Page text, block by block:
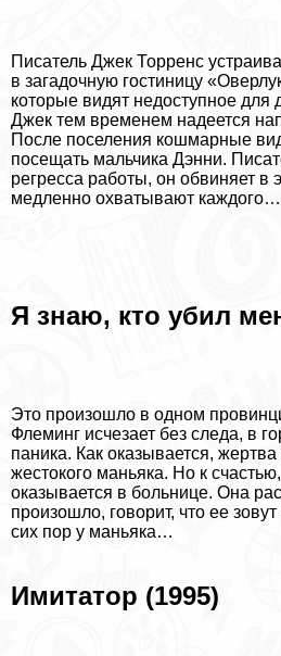
Писатель Джек Торренс
в загадочную гостиницу
которые видят недоступное для
Джек тем временем надеется
После поселения кошмарные
посещать мальчика Дэнни.
регресса работы, он обвиняет
медленно охватывают каждого…
Я знаю, кто убил
Это произошло в одном
Флеминг исчезает без следа, в
паника. Как оказывается,
жестокого маньяка. Но к
оказывается в больнице. Она
произошло, говорит, что ее
сих пор у маньяка…
Имитатор (1995)